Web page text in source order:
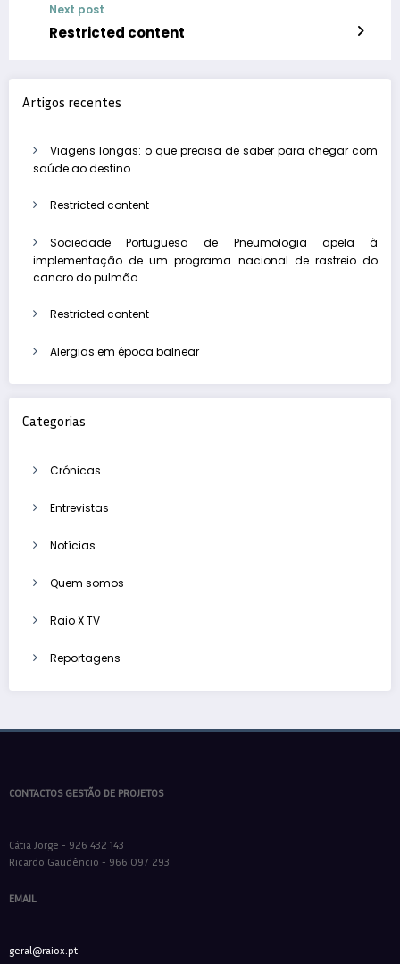
desenvolvimento pulmonar”
Next post
Restricted content
Artigos recentes
Viagens longas: o que precisa de saber para chegar com
saúde ao destino
Restricted content
Sociedade Portuguesa de Pneumologia apela à
implementação de um programa nacional de rastreio do
cancro do pulmão
Restricted content
Alergias em época balnear
Categorias
Crónicas
Entrevistas
Notícias
Quem somos
Raio X TV
Reportagens
CONTACTOS GESTÃO DE PROJETOS
Cátia Jorge - 926 432 143
Ricardo Gaudêncio - 966 097 293
EMAIL
geral@raiox.pt